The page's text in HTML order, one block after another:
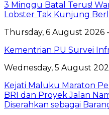
3 Minggu Batal Terus!
Lobster Tak Kunjung
Thursday, 6 August 2026
Kementrian PU Survei
Wednesday, 5 August
Kejati Maluku Maraton
BRI dan Proyek Jalan
Diserahkan sebagai